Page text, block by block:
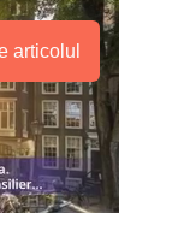
articolul